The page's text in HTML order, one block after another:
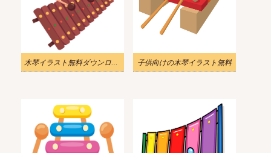
木琴イラスト無料ダウンロード 子供向けの木琴イラスト無料